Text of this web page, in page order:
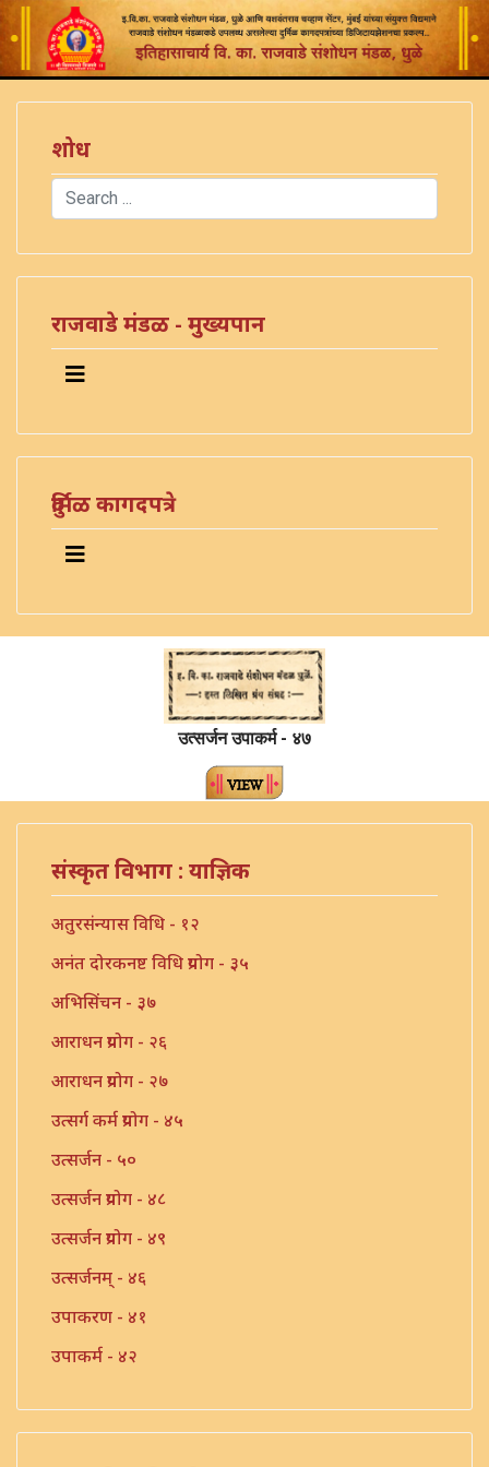
शोध
Search
राजवाडे मंडळ - मुख्यपान
दुर्मिळ कागदपत्रे
उत्सर्जन उपाकर्म - ४७
संस्कृत विभाग : याज्ञिक
अतुरसंन्यास विधि - १२
अनंत दोरकनष्ट विधि प्रयोग - ३५
अभिसिंचन - ३७
आराधन प्रयोग - २६
आराधन प्रयोग - २७
उत्सर्ग कर्म प्रयोग - ४५
उत्सर्जन - ५०
उत्सर्जन प्रयोग - ४८
उत्सर्जन प्रयोग - ४९
उत्सर्जनम् - ४६
उपाकरण - ४१
उपाकर्म - ४२
उपाकर्म - ४४